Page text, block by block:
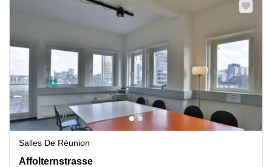
Salles De Réunion
Affolternstrasse 52, Zurich Oerlikon
Affolternstrasse